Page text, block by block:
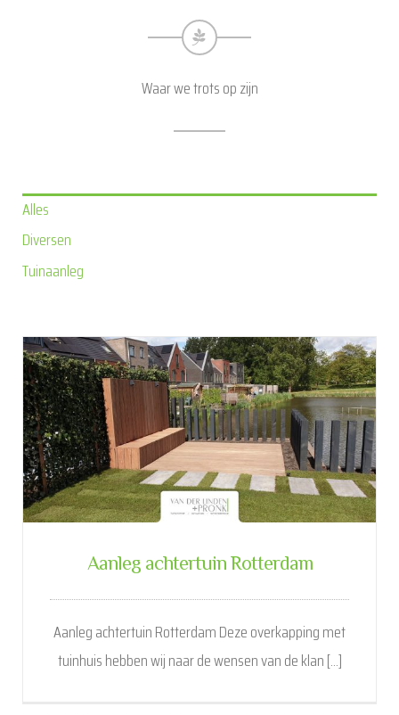
Waar we trots op zijn
Alles
Diversen
Tuinaanleg
Aanleg achtertuin Rotterdam
Aanleg achtertuin Rotterdam Deze overkapping met
tuinhuis hebben wij naar de wensen van de klan [...]